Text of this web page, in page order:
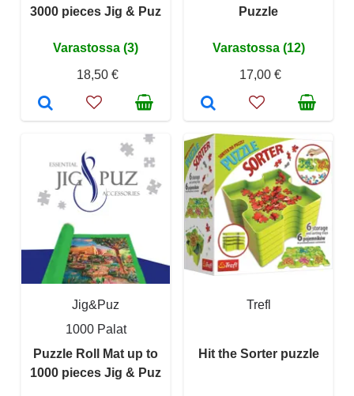
3000 pieces Jig & Puz
Varastossa (3)
18,50 €
Puzzle
Varastossa (12)
17,00 €
Jig&Puz
1000 Palat
Puzzle Roll Mat up to
1000 pieces Jig & Puz
Trefl
Hit the Sorter puzzle